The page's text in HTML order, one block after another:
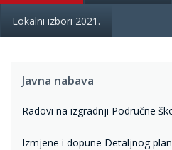
Lokalni izbori 2021.
Javna nabava
Radovi na izgradnji Područne
Izmjene i dopune Detaljnog